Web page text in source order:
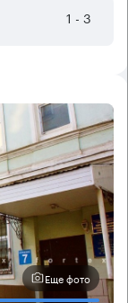
1 - 3
Еще фото